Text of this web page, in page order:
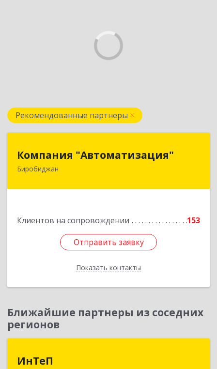
Рекомендованные партнеры
Компания "Автоматизация"
Биробиджан
Клиентов на сопровождении 153
Отправить заявку
Показать контакты
679016, Еврейская Аобл, Биробиджан г,
Отправить заявку
Назад
Ближайшие партнеры из соседних
регионов
ИнТеП